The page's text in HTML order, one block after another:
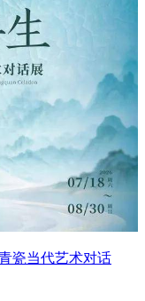
瓷当代艺术对话